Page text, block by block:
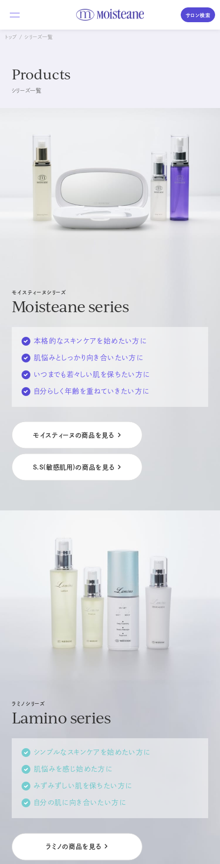
サロン検索
商品のご紹介
Moisteane
自宅で、エステ並みの本格スキンケア
優しさを求めるデリケートな肌に
Lamino series
Lamino
20代から始めるシンプルなスキンケア
Others
Others
ボディ&ヘアケア、UVケアまで
シリーズ一覧を見る
よくあるご質問
サロンを探す
トップ シリーズ一覧
Products
シリーズ一覧
モイスティーヌシリーズ
Moisteane series
本格的なスキンケアを始めたい方に
肌悩みとしっかり向き合いたい方に
いつまでも若々しい肌を保ちたい方に
自分らしく年齢を重ねていきたい方に
モイスティーヌの商品を見る
S.S(敏感肌用)の商品を見る
ラミノシリーズ
Lamino series
シンプルなスキンケアを始めたい方に
肌悩みを感じ始めた方に
みずみずしい肌を保ちたい方に
自分の肌に向き合いたい方に
ラミノの商品を見る